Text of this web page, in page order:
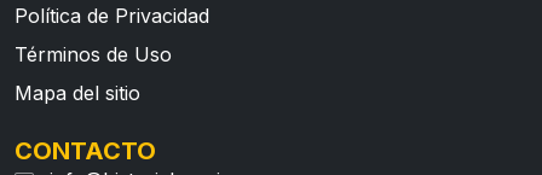
Política de Privacidad
Términos de Uso
Mapa del sitio
CONTACTO